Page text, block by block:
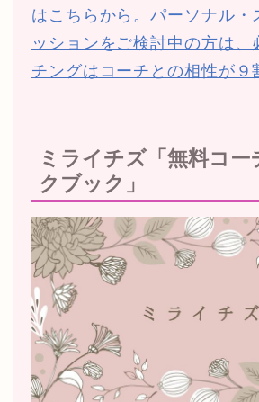
はこちらから。パーソナル・
ッションをご検討中の方は、
チングはコーチとの相性が９
ミライチズ「無料コー
クブック」